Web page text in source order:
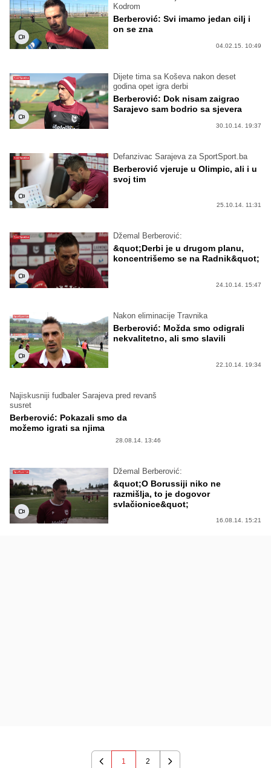
Kodrom
Berberović: Svi imamo jedan cilj i
on se zna
04.02.15. 10:49
Dijete tima sa Koševa nakon deset
godina opet igra derbi
Berberović: Dok nisam zaigrao
Sarajevo sam bodrio sa sjevera
30.10.14. 19:37
Defanzivac Sarajeva za SportSport.ba
Berberović vjeruje u Olimpic, ali i u
svoj tim
25.10.14. 11:31
Džemal Berberović:
&quot;Derbi je u drugom planu,
koncentrišemo se na Radnik&quot;
24.10.14. 15:47
Nakon eliminacije Travnika
Berberović: Možda smo odigrali
nekvalitetno, ali smo slavili
22.10.14. 19:34
Najiskusniji fudbaler Sarajeva pred revanš
susret
Berberović: Pokazali smo da
možemo igrati sa njima
28.08.14. 13:46
Džemal Berberović:
&quot;O Borussiji niko ne
razmišlja, to je dogovor
svlačionice&quot;
16.08.14. 15:21
Previous
1 2
Next